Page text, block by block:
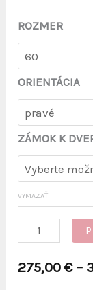
ROZMER
ORIENTÁCIA
ZÁMOK K
VYMAZAŤ
množstvo
DVERE
275,00€ –